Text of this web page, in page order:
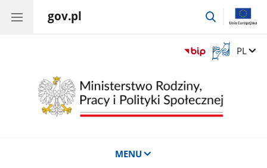
gov.pl
przejdź
Otwórz
okno
języka
migowego
Zmień
PL
MENU